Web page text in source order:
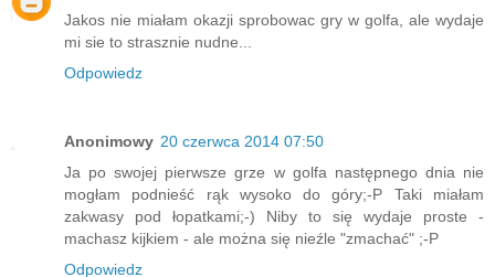
Jakos nie miałam okazji sprobowac gry w golfa, ale wydaje
mi sie to strasznie nudne...
Odpowiedz
Anonimowy 20 czerwca 2014 07:50
Ja po swojej pierwsze grze w golfa następnego dnia nie
mogłam podnieść rąk wysoko do góry;-P Taki miałam
zakwasy pod łopatkami;-) Niby to się wydaje proste -
machasz kijkiem - ale można się nieźle "zmachać" ;-P
Odpowiedz